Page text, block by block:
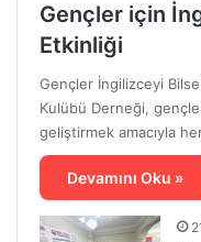
Gençler için
Etkinliği
Gençler İngilizceyi
Kulübü Derneği,
geliştirmek amacıyla
Devamını Oku »